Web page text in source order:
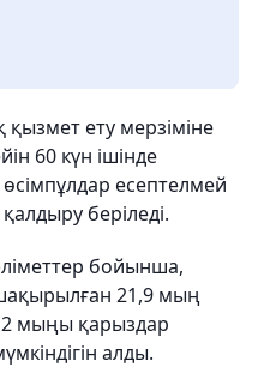
қызмет ету мерзіміне
60 күн ішінде
есептелмей
беріледі.
бойынша,
21,9 мың
мыңы қарыздар
алды.